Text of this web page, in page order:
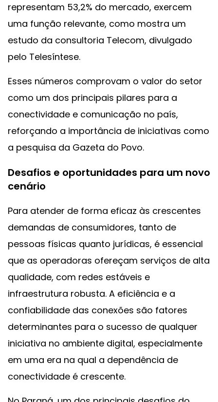
representam 53,2% do mercado, exercem
uma função relevante, como mostra um
estudo da consultoria Telecom, divulgado
pelo Telesíntese.
Esses números comprovam o valor do setor
como um dos principais pilares para a
conectividade e comunicação no país,
reforçando a importância de iniciativas como
a pesquisa da Gazeta do Povo.
Desafios e oportunidades para um novo
cenário
Para atender de forma eficaz às crescentes
demandas de consumidores, tanto de
pessoas físicas quanto jurídicas, é essencial
que as operadoras ofereçam serviços de alta
qualidade, com redes estáveis e
infraestrutura robusta. A eficiência e a
confiabilidade das conexões são fatores
determinantes para o sucesso de qualquer
iniciativa no ambiente digital, especialmente
em uma era na qual a dependência de
conectividade é crescente.